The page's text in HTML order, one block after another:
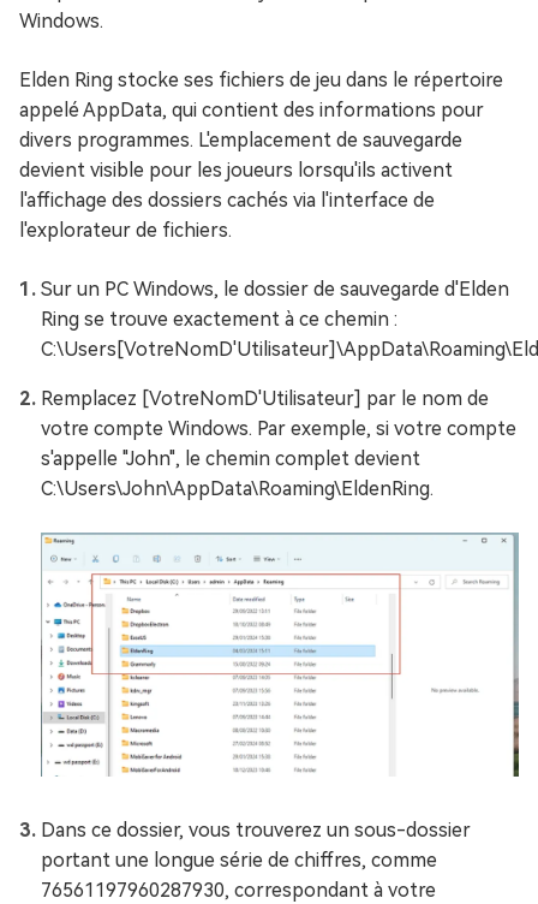
Windows.
Elden Ring stocke ses fichiers de jeu dans le répertoire
appelé AppData, qui contient des informations pour
divers programmes. L'emplacement de sauvegarde
devient visible pour les joueurs lorsqu'ils activent
l'affichage des dossiers cachés via l'interface de
l'explorateur de fichiers.
Sur un PC Windows, le dossier de sauvegarde d'Elden
Ring se trouve exactement à ce chemin :
Remplacez [VotreNomD'Utilisateur] par le nom de
votre compte Windows. Par exemple, si votre compte
s'appelle "John", le chemin complet devient
C:\Users\John\AppData\Roaming\EldenRing.
Dans ce dossier, vous trouverez un sous-dossier
portant une longue série de chiffres, comme
76561197960287930, correspondant à votre